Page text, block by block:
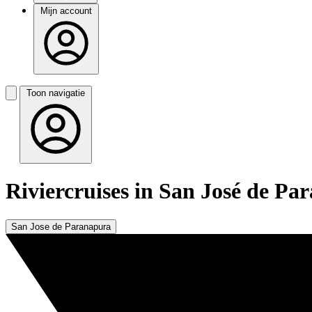
Mijn account
Toon navigatie
Riviercruises in San José de
San Jose de Paranapura